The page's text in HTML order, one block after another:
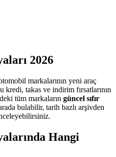
2026
markalarının yeni araç
kredi, takas ve indirim fırsatlarının
tüm markaların güncel sıfır
bulabilir, tarih bazlı arşivden
Hangi